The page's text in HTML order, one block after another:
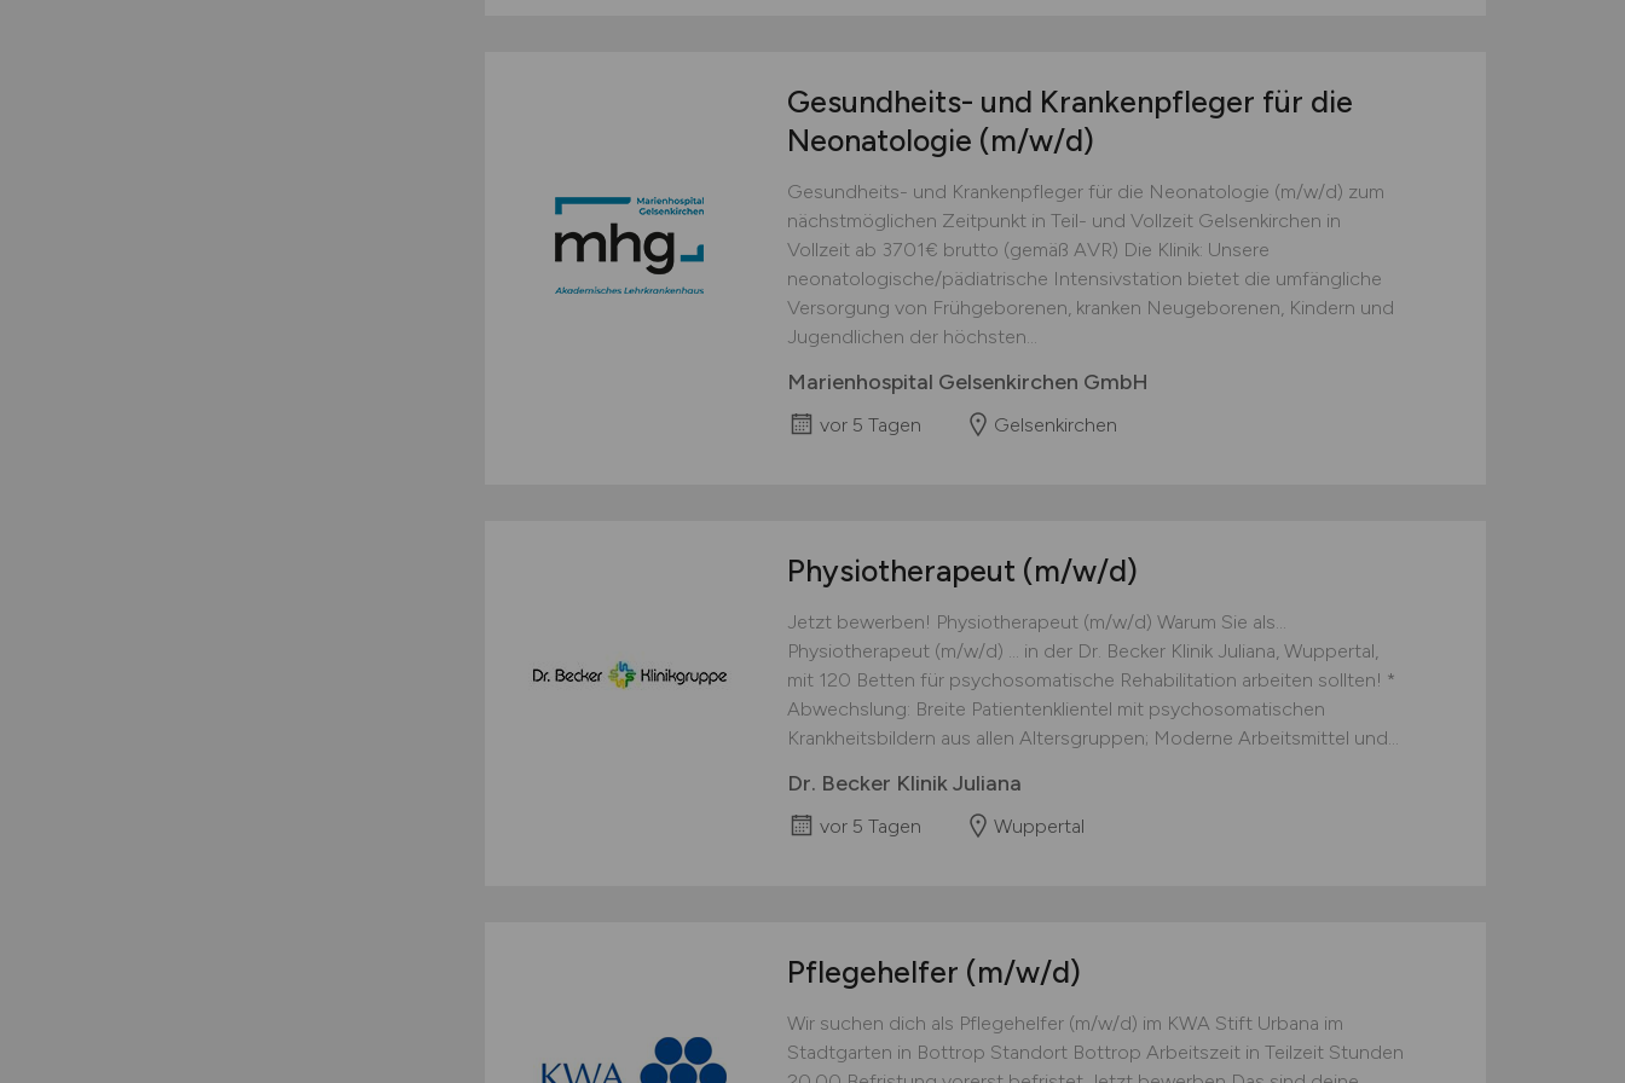
Gesundheits- und Krankenpfleger für die
Neonatologie (m/w/d)
Gesundheits- und Krankenpfleger für die Neonatologie (m/w/d) zum
nächstmöglichen Zeitpunkt in Teil- und Vollzeit Gelsenkirchen in
Vollzeit ab 3701€ brutto (gemäß AVR) Die Klinik: Unsere
neonatologische/pädiatrische Intensivstation bietet die umfängliche
Versorgung von Frühgeborenen, kranken Neugeborenen, Kindern und
Jugendlichen der höchsten...
Marienhospital Gelsenkirchen GmbH
vor 5 Tagen Gelsenkirchen
Physiotherapeut (m/w/d)
Jetzt bewerben! Physiotherapeut (m/w/d) Warum Sie als...
Physiotherapeut (m/w/d) ... in der Dr. Becker Klinik Juliana, Wuppertal,
mit 120 Betten für psychosomatische Rehabilitation arbeiten sollten! *
Abwechslung: Breite Patientenklientel mit psychosomatischen
Krankheitsbildern aus allen Altersgruppen; Moderne Arbeitsmittel und...
Dr. Becker Klinik Juliana
vor 5 Tagen Wuppertal
Pflegehelfer (m/w/d)
Wir suchen dich als Pflegehelfer (m/w/d) im KWA Stift Urbana im
Stadtgarten in Bottrop Standort Bottrop Arbeitszeit in Teilzeit Stunden